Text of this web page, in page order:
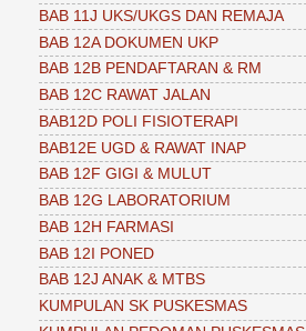
BAB 11J UKS/UKGS DAN REMAJA
BAB 12A DOKUMEN UKP
BAB 12B PENDAFTARAN & RM
BAB 12C RAWAT JALAN
BAB12D POLI FISIOTERAPI
BAB12E UGD & RAWAT INAP
BAB 12F GIGI & MULUT
BAB 12G LABORATORIUM
BAB 12H FARMASI
BAB 12I PONED
BAB 12J ANAK & MTBS
KUMPULAN SK PUSKESMAS